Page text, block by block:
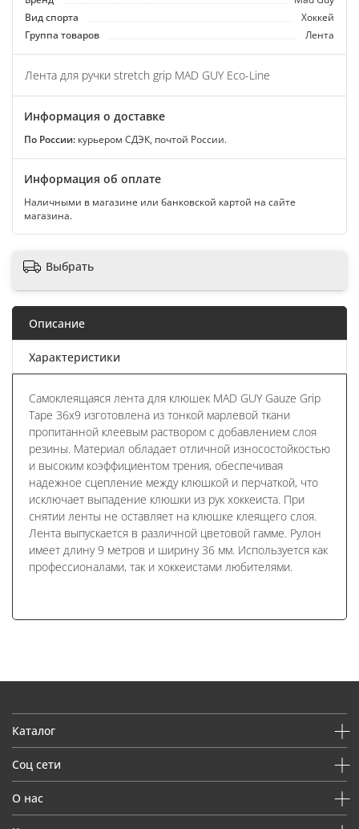
Вид спорта
Хоккей
Группа товаров
Лента
Лента для ручки stretch grip MAD GUY Eco-Line
Информация о доставке
По России: курьером СДЭК, почтой России.
Информация об оплате
Наличными в магазине или банковской картой на сайте
магазина.
Выбрать
Описание
Характеристики
Самоклеящаяся лента для клюшек MAD GUY Gauze Grip
Tape 36x9 изготовлена из тонкой марлевой ткани
пропитанной клеевым раствором с добавлением слоя
резины. Материал обладает отличной износостойкостью
и высоким коэффициентом трения, обеспечивая
надежное сцепление между клюшкой и перчаткой, что
исключает выпадение клюшки из рук хоккеиста. При
снятии ленты не оставляет на клюшке клеящего слоя.
Лента выпускается в различной цветовой гамме. Рулон
имеет длину 9 метров и ширину 36 мм. Используется как
профессионалами, так и хоккеистами любителями.
Каталог
Соц сети
О нас